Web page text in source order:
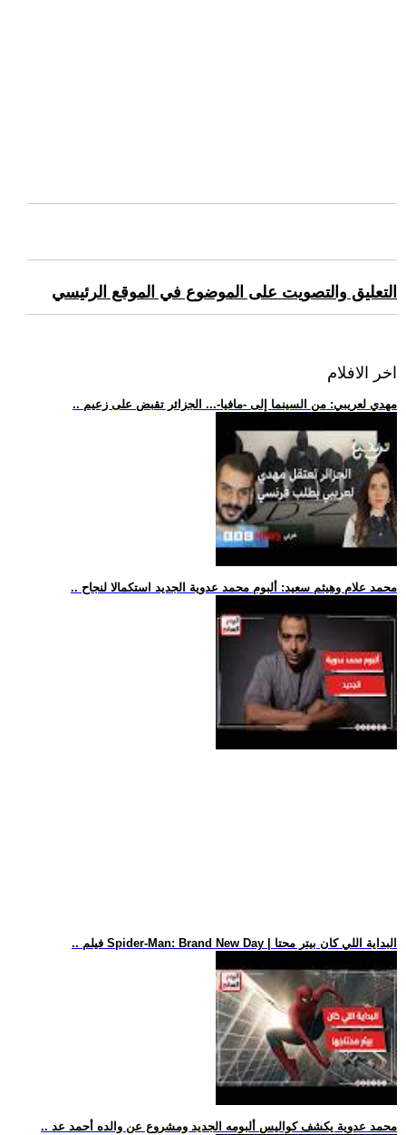
التعليق والتصويت على الموضوع في الموقع الرئيسي
اخر الافلام
.. مهدي لعريبي: من السينما إلى -مافيا-... الجزائر تقبض على زعيم
.. محمد علام وهيثم سعيد: ألبوم محمد عدوية الجديد استكمالا لنجاح
.. فيلم Spider-Man: Brand New Day | البداية اللي كان بيتر محتا
.. محمد عدوية يكشف كواليس ألبومه الجديد ومشروع عن والده أحمد عد